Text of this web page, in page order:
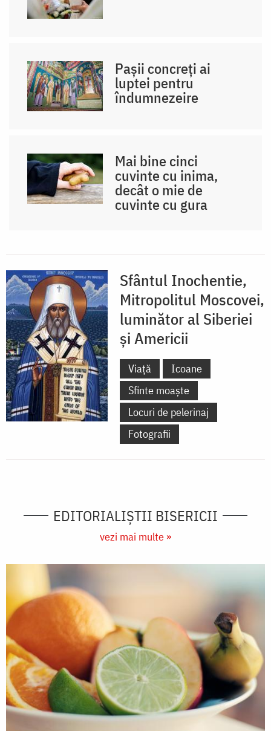
Pașii concreți ai
luptei pentru
îndumnezeire
Mai bine cinci
cuvinte cu inima,
decât o mie de
cuvinte cu gura
Sfântul Inochentie,
Mitropolitul Moscovei,
luminător al Siberiei
și Americii
Viață
Icoane
Sfinte moaște
Locuri de pelerinaj
Fotografii
EDITORIALIȘTII BISERICII
vezi mai multe »